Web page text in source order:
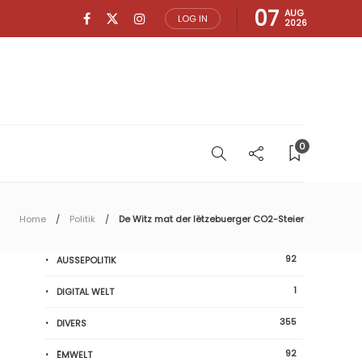
LOG IN 07 AUG
2026
0
Home Politik De Witz mat der lëtzebuerger CO2-Steier
AUSSEPOLITIK 92
DIGITAL WELT 1
DIVERS 355
ËMWELT 92